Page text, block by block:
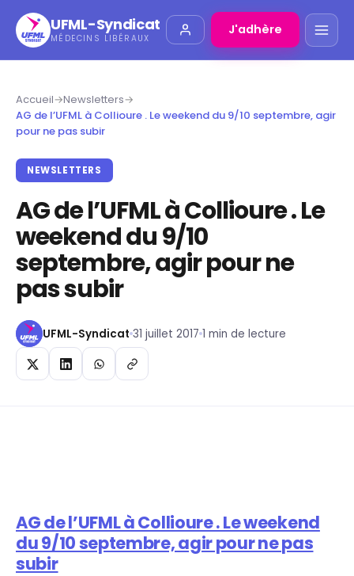
UFML-Syndicat
MÉDECINS LIBÉRAUX
J'adhère
Accueil→Newsletters→
AG de l’UFML à Collioure . Le weekend du 9/10 septembre, agir
pour ne pas subir
NEWSLETTERS
AG de l’UFML à Collioure . Le
weekend du 9/10
septembre, agir pour ne
pas subir
UFML-Syndicat 31 juillet 2017 1 min de lecture
AG de l’UFML à Collioure . Le weekend
du 9/10 septembre, agir pour ne pas
subir